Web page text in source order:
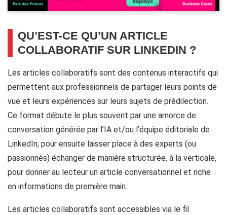
QU’EST-CE QU’UN ARTICLE
COLLABORATIF SUR LINKEDIN ?
Les articles collaboratifs sont des contenus interactifs qui
permettent aux professionnels de partager leurs points de
vue et leurs expériences sur leurs sujets de prédilection.
Ce format débute le plus souvent par une amorce de
conversation générée par l’IA et/ou l’équipe éditoriale de
LinkedIn, pour ensuite laisser place à des experts (ou
passionnés) échanger de manière structurée, à la verticale,
pour donner au lecteur un article conversationnel et riche
en informations de première main.
Les articles collaboratifs sont accessibles via le fil